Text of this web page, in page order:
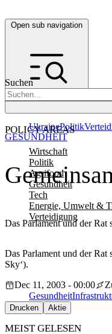
Open sub navigation
Suchen
POLICY AREAS
Wirtschaft
Politik
Agrifood
Gesundheit
Tech
Energie, Umwelt &
Verteidigung
UkrainePolitik
Das Parlament und der
GESUNDHEIT
Das Parlament und der
Sky‘).
Dec 11, 2003 - 00:00
Gesundheit
Drucken Aktie
MEIST GELESEN